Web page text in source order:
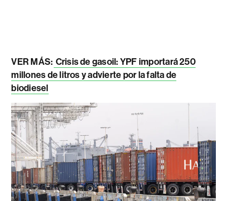
VER MÁS: Crisis de gasoil: YPF importará 250
millones de litros y advierte por la falta de
biodiesel